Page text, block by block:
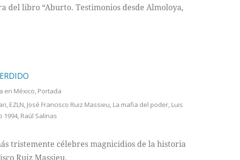
del libro “Aburto. Testimonios desde Almoloya,
en México Portada
EZLN José Francisco Ruiz Massieu La mafia del poder, Luis
1994, Raúl Salinas
tristemente célebres magnicidios de la historia
Ruiz Massieu.